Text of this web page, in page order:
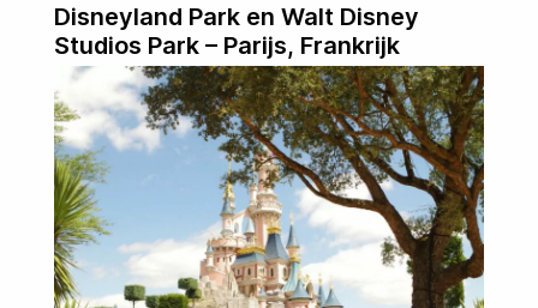
Disneyland Park en Walt Disney
Studios Park – Parijs, Frankrijk